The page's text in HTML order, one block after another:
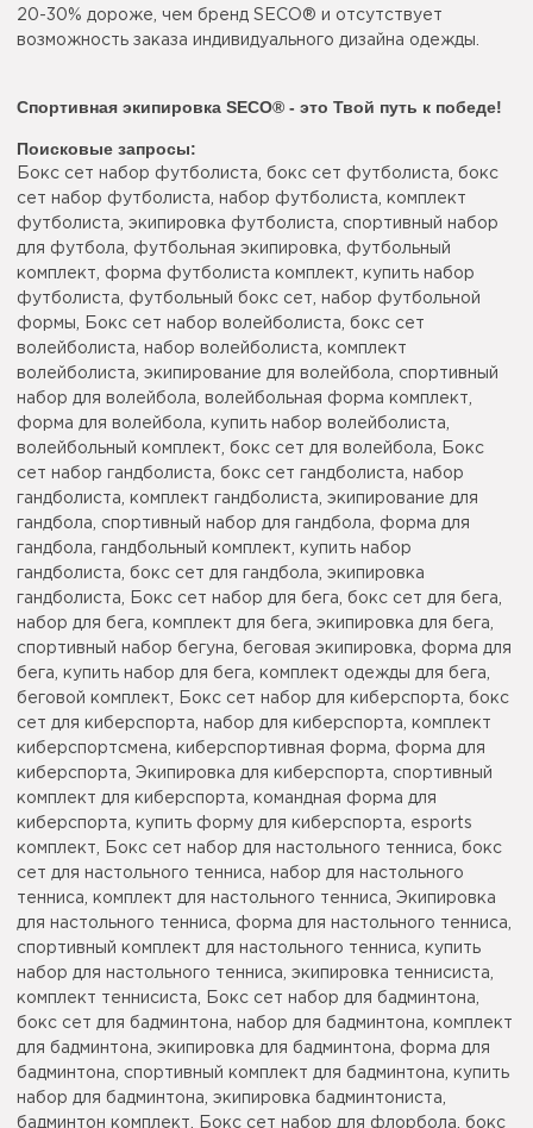
20-30% дороже, чем бренд SECO® и отсутствует
возможность заказа индивидуального дизайна одежды.
Спортивная экипировка SECO® - это Твой путь к победе!
Поисковые запросы:
Бокс сет набор футболиста, бокс сет футболиста, бокс
сет набор футболиста, набор футболиста, комплект
футболиста, экипировка футболиста, спортивный набор
для футбола, футбольная экипировка, футбольный
комплект, форма футболиста комплект, купить набор
футболиста, футбольный бокс сет, набор футбольной
формы, Бокс сет набор волейболиста, бокс сет
волейболиста, набор волейболиста, комплект
волейболиста, экипирование для волейбола, спортивный
набор для волейбола, волейбольная форма комплект,
форма для волейбола, купить набор волейболиста,
волейбольный комплект, бокс сет для волейбола, Бокс
сет набор гандболиста, бокс сет гандболиста, набор
гандболиста, комплект гандболиста, экипирование для
гандбола, спортивный набор для гандбола, форма для
гандбола, гандбольный комплект, купить набор
гандболиста, бокс сет для гандбола, экипировка
гандболиста, Бокс сет набор для бега, бокс сет для бега,
набор для бега, комплект для бега, экипировка для бега,
спортивный набор бегуна, беговая экипировка, форма для
бега, купить набор для бега, комплект одежды для бега,
беговой комплект, Бокс сет набор для киберспорта, бокс
сет для киберспорта, набор для киберспорта, комплект
киберспортсмена, киберспортивная форма, форма для
киберспорта, Экипировка для киберспорта, спортивный
комплект для киберспорта, командная форма для
киберспорта, купить форму для киберспорта, esports
комплект, Бокс сет набор для настольного тенниса, бокс
сет для настольного тенниса, набор для настольного
тенниса, комплект для настольного тенниса, Экипировка
для настольного тенниса, форма для настольного тенниса,
спортивный комплект для настольного тенниса, купить
набор для настольного тенниса, экипировка теннисиста,
комплект теннисиста, Бокс сет набор для бадминтона,
бокс сет для бадминтона, набор для бадминтона, комплект
для бадминтона, экипировка для бадминтона, форма для
бадминтона, спортивный комплект для бадминтона, купить
набор для бадминтона, экипировка бадминтониста,
бадминтон комплект, Бокс сет набор для флорбола, бокс